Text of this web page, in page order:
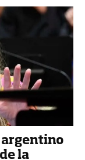
argentino
la